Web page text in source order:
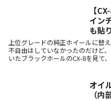
【
イン
も貼
上位グレードの純正ホイールに替
不自由はしていなかったのだけど
いたブラックホールのCX-8を見て
オイ
（内